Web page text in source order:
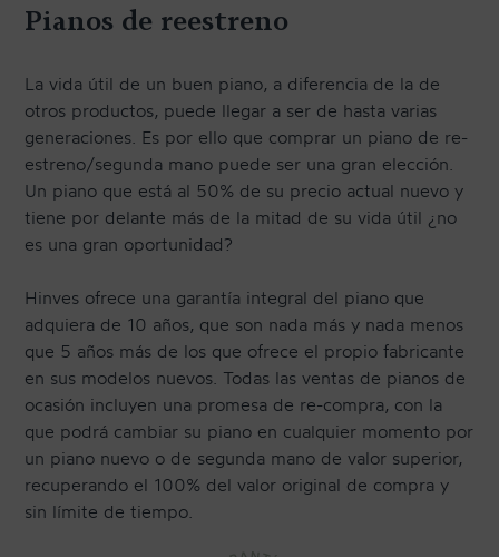
TRANSPORTE Y ALMACENAJE
SISTEMA SILENT
RESTAURACIÓN
NOSOTROS
HISTORIA
EQUIPO
MEDIOS
SHOWROOMS
BLOG
Pianos de reestreno
La vida útil de un buen piano, a diferencia de la de
otros productos, puede llegar a ser de hasta varias
generaciones. Es por ello que comprar un piano de re-
estreno/segunda mano puede ser una gran elección.
Un piano que está al 50% de su precio actual nuevo y
tiene por delante más de la mitad de su vida útil ¿no
es una gran oportunidad?
Hinves ofrece una garantía integral del piano que
adquiera de 10 años, que son nada más y nada menos
que 5 años más de los que ofrece el propio fabricante
en sus modelos nuevos. Todas las ventas de pianos de
ocasión incluyen una promesa de re-compra, con la
que podrá cambiar su piano en cualquier momento por
un piano nuevo o de segunda mano de valor superior,
recuperando el 100% del valor original de compra y
sin límite de tiempo.